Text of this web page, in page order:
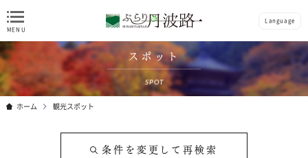
Language
スポット
SPOT
ホーム 観光スポット
条件を変更して再検索